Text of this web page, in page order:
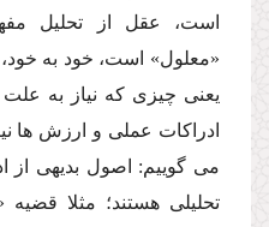
است، عقل از تحلیل
«معلول» است، خود به
یعنى چیزى كه نیاز به
ادراكات عملى و ارزش ها
مى گوییم: اصول بدیهى از
تحلیلى هستند؛ مثلا